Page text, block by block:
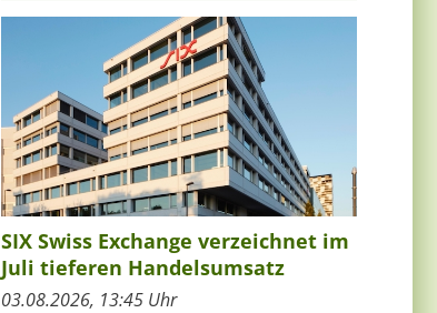
SIX Swiss Exchange verzeichnet im
Juli tieferen Handelsumsatz
03.08.2026, 13:45 Uhr